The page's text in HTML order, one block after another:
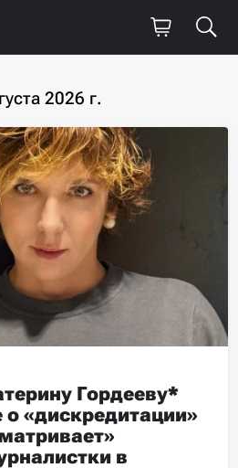
2026 г.
Гордееву*
о «дискредитации»
в